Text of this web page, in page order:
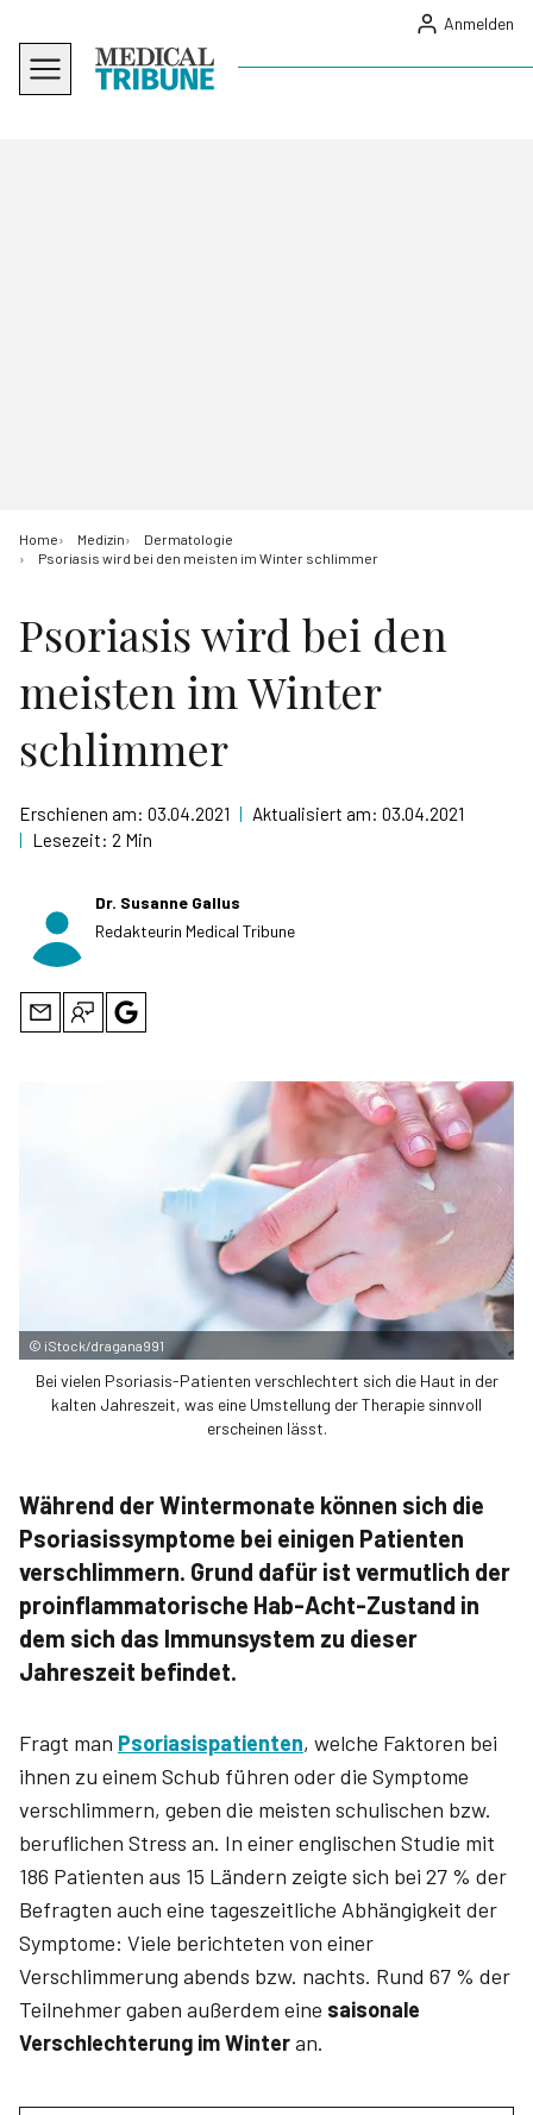
Anmelden
Home Medizin
Dermatologie
Psoriasis wird bei den meisten im Winter schlimmer
Psoriasis wird bei den
meisten im Winter
schlimmer
Erschienen am: 03.04.2021 | Aktualisiert am: 03.04.2021
| Lesezeit: 2 Min
Dr. Susanne Gallus
Redakteurin Medical Tribune
© iStock/dragana991
Bei vielen Psoriasis-Patienten verschlechtert sich die Haut in der
kalten Jahreszeit, was eine Umstellung der Therapie sinnvoll
erscheinen lässt.
Während der Wintermonate können sich die
Psoriasissymptome bei einigen Patienten
verschlimmern. Grund dafür ist vermutlich der
proinflammatorische Hab-Acht-Zustand in
dem sich das Immunsystem zu dieser
Jahreszeit befindet.
Fragt man Psoriasispatienten, welche Faktoren bei
ihnen zu einem Schub führen oder die Symptome
verschlimmern, geben die meisten schulischen bzw.
beruflichen Stress an. In einer englischen Studie mit
186 Patienten aus 15 Ländern zeigte sich bei 27 % der
Befragten auch eine tageszeitliche Abhängigkeit der
Symptome: Viele berichteten von einer
Verschlimmerung abends bzw. nachts. Rund 67 % der
Teilnehmer gaben außerdem eine saisonale
Verschlechterung im Winteran.